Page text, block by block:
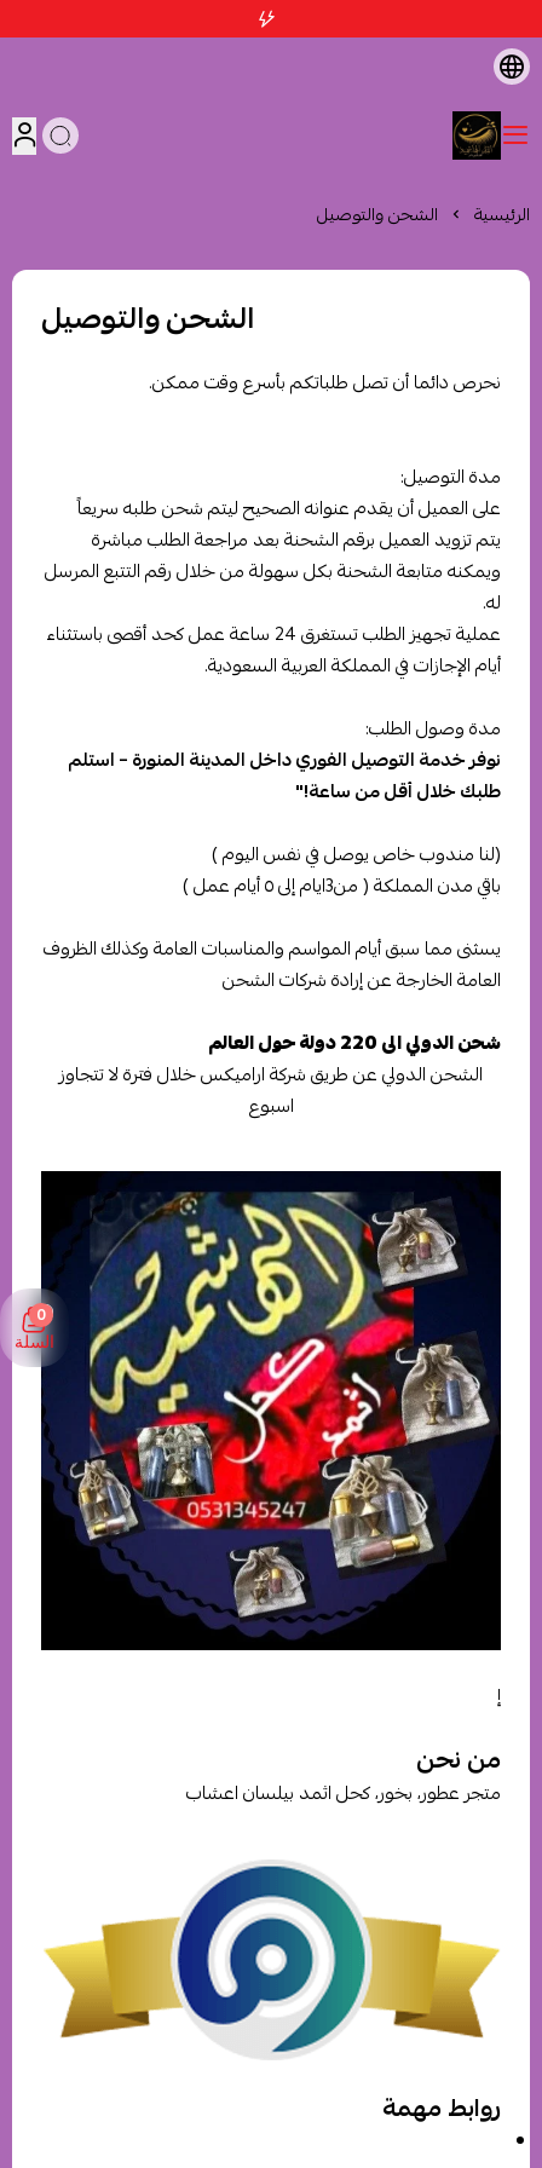
0
السلة
متجر اثمد الهاشمية
الرئيسية الشحن والتوصيل
الشحن والتوصيل
نحرص دائما أن تصل طلباتكم بأسرع وقت ممكن.
مدة التوصيل:
على العميل أن يقدم عنوانه الصحيح ليتم شحن طلبه سريعاً
يتم تزويد العميل برقم الشحنة بعد مراجعة الطلب مباشرة
ويمكنه متابعة الشحنة بكل سهولة من خلال رقم التتبع المرسل
له.
عملية تجهيز الطلب تستغرق 24 ساعة عمل كحد أقصى باستثناء
أيام الإجازات في المملكة العربية السعودية.
مدة وصول الطلب:
نوفر خدمة التوصيل الفوري داخل المدينة المنورة – استلم
طلبك خلال أقل من ساعة!"
(لنا مندوب خاص يوصل في نفس اليوم )
باقي مدن المملكة ( من3ايام إلى ٥ أيام عمل )
يسثنى مما سبق أيام المواسم والمناسبات العامة وكذلك الظروف
العامة الخارجة عن إرادة شركات الشحن
شحن الدولي الى 220 دولة حول العالم
الشحن الدولي عن طريق شركة اراميكس خلال فترة لا تتجاوز
اسبوع
إ
من نحن
متجر عطور، بخور، كحل اثمد بيلسان اعشاب
روابط مهمة